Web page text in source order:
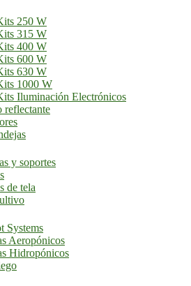
250 W
315 W
400 W
600 W
630 W
1000 W
Iluminación Electrónicos
reflectante
y soportes
de tela
Systems
Aeropónicos
Hidropónicos